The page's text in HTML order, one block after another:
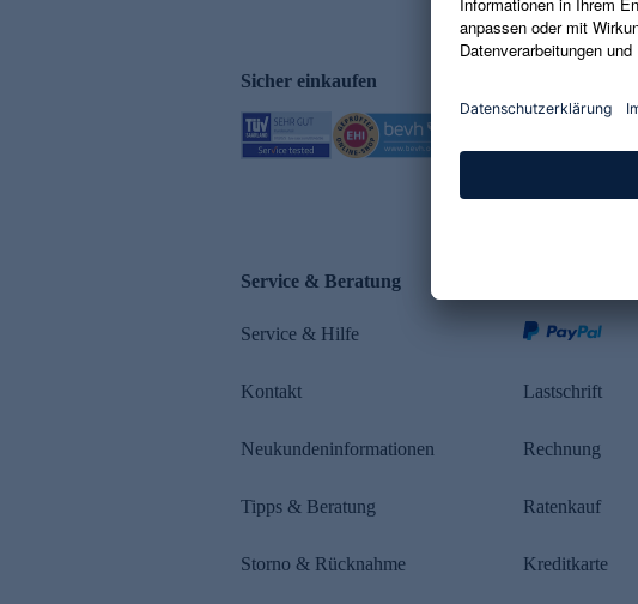
Sicher einkaufen
Service & Beratung
Service & Hilfe
Kontakt
Neukundeninformationen
Tipps & Beratung
Storno & Rücknahme
Lastschrift
Rechnung
Ratenkauf
Kreditkarte